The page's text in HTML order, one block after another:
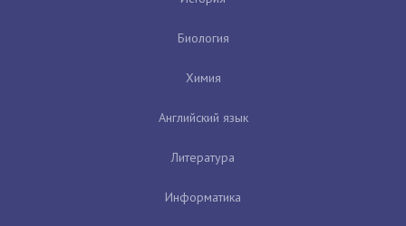
Биология
Химия
Английский язык
Литература
Информатика